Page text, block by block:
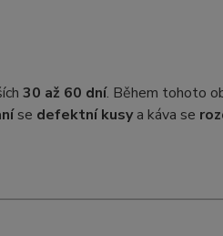
30 až 60 dní. Během tohoto
se defektní kusya káva se